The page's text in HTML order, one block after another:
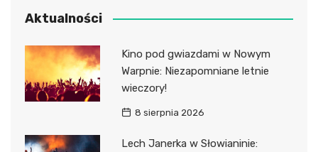
Aktualności
Kino pod gwiazdami w Nowym
Warpnie: Niezapomniane letnie
wieczory!
8 sierpnia 2026
Lech Janerka w Słowianinie: